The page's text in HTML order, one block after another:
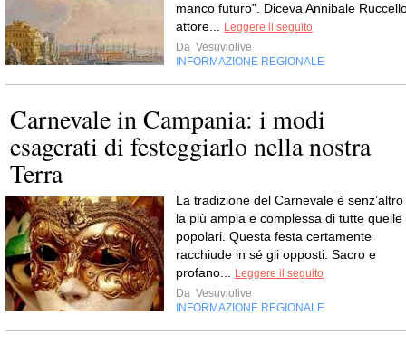
manco futuro”. Diceva Annibale
attore...
Leggere il seguito
Da Vesuviolive
INFORMAZIONE REGIONALE
Carnevale in Campania: i modi
esagerati di festeggiarlo nella nostra
Terra
La tradizione del Carnevale è senz’altro
la più ampia e complessa di tutte quelle
popolari. Questa festa certamente
racchiude in sé gli opposti. Sacro e
profano...
Leggere il seguito
Da Vesuviolive
INFORMAZIONE REGIONALE